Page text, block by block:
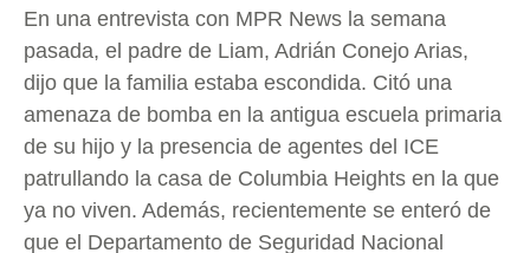
En una entrevista con MPR News la semana
pasada, el padre de Liam, Adrián Conejo Arias,
dijo que la familia estaba escondida. Citó una
amenaza de bomba en la antigua escuela primaria
de su hijo y la presencia de agentes del ICE
patrullando la casa de Columbia Heights en la que
ya no viven. Además, recientemente se enteró de
que el Departamento de Seguridad Nacional